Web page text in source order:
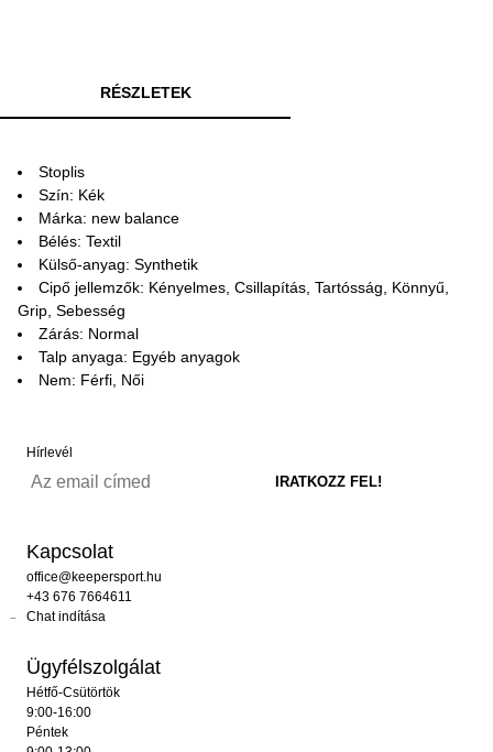
RÉSZLETEK
Stoplis
Szín: Kék
Márka: new balance
Bélés: Textil
Külső-anyag: Synthetik
Cipő jellemzők: Kényelmes, Csillapítás, Tartósság, Könnyű,
Grip, Sebesség
Zárás: Normal
Talp anyaga: Egyéb anyagok
Nem: Férfi, Női
Hírlevél
Kapcsolat
office@keepersport.hu
+43 676 7664611
Chat indítása
Ügyfélszolgálat
Hétfő-Csütörtök
9:00-16:00
Péntek